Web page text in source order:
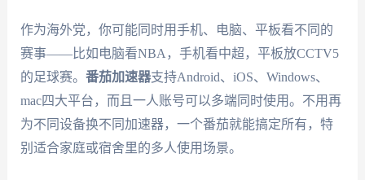
作为海外党，你可能同时用手机、电脑、平板看不同的
赛事——比如电脑看NBA，手机看中超，平板放CCTV5
的足球赛。 番茄加速器支持Android、iOS、Windows、
mac四大平台，而且一人账号可以多端同时使用。不用再
为不同设备换不同加速器，一个番茄就能搞定所有，特
别适合家庭或宿舍里的多人使用场景。